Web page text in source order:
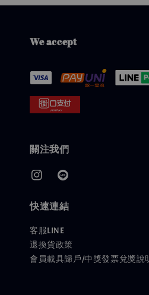
We accept
關注我們
快速連結
客服LINE
退換貨政策
會員載具歸戶/中獎發票兌獎說